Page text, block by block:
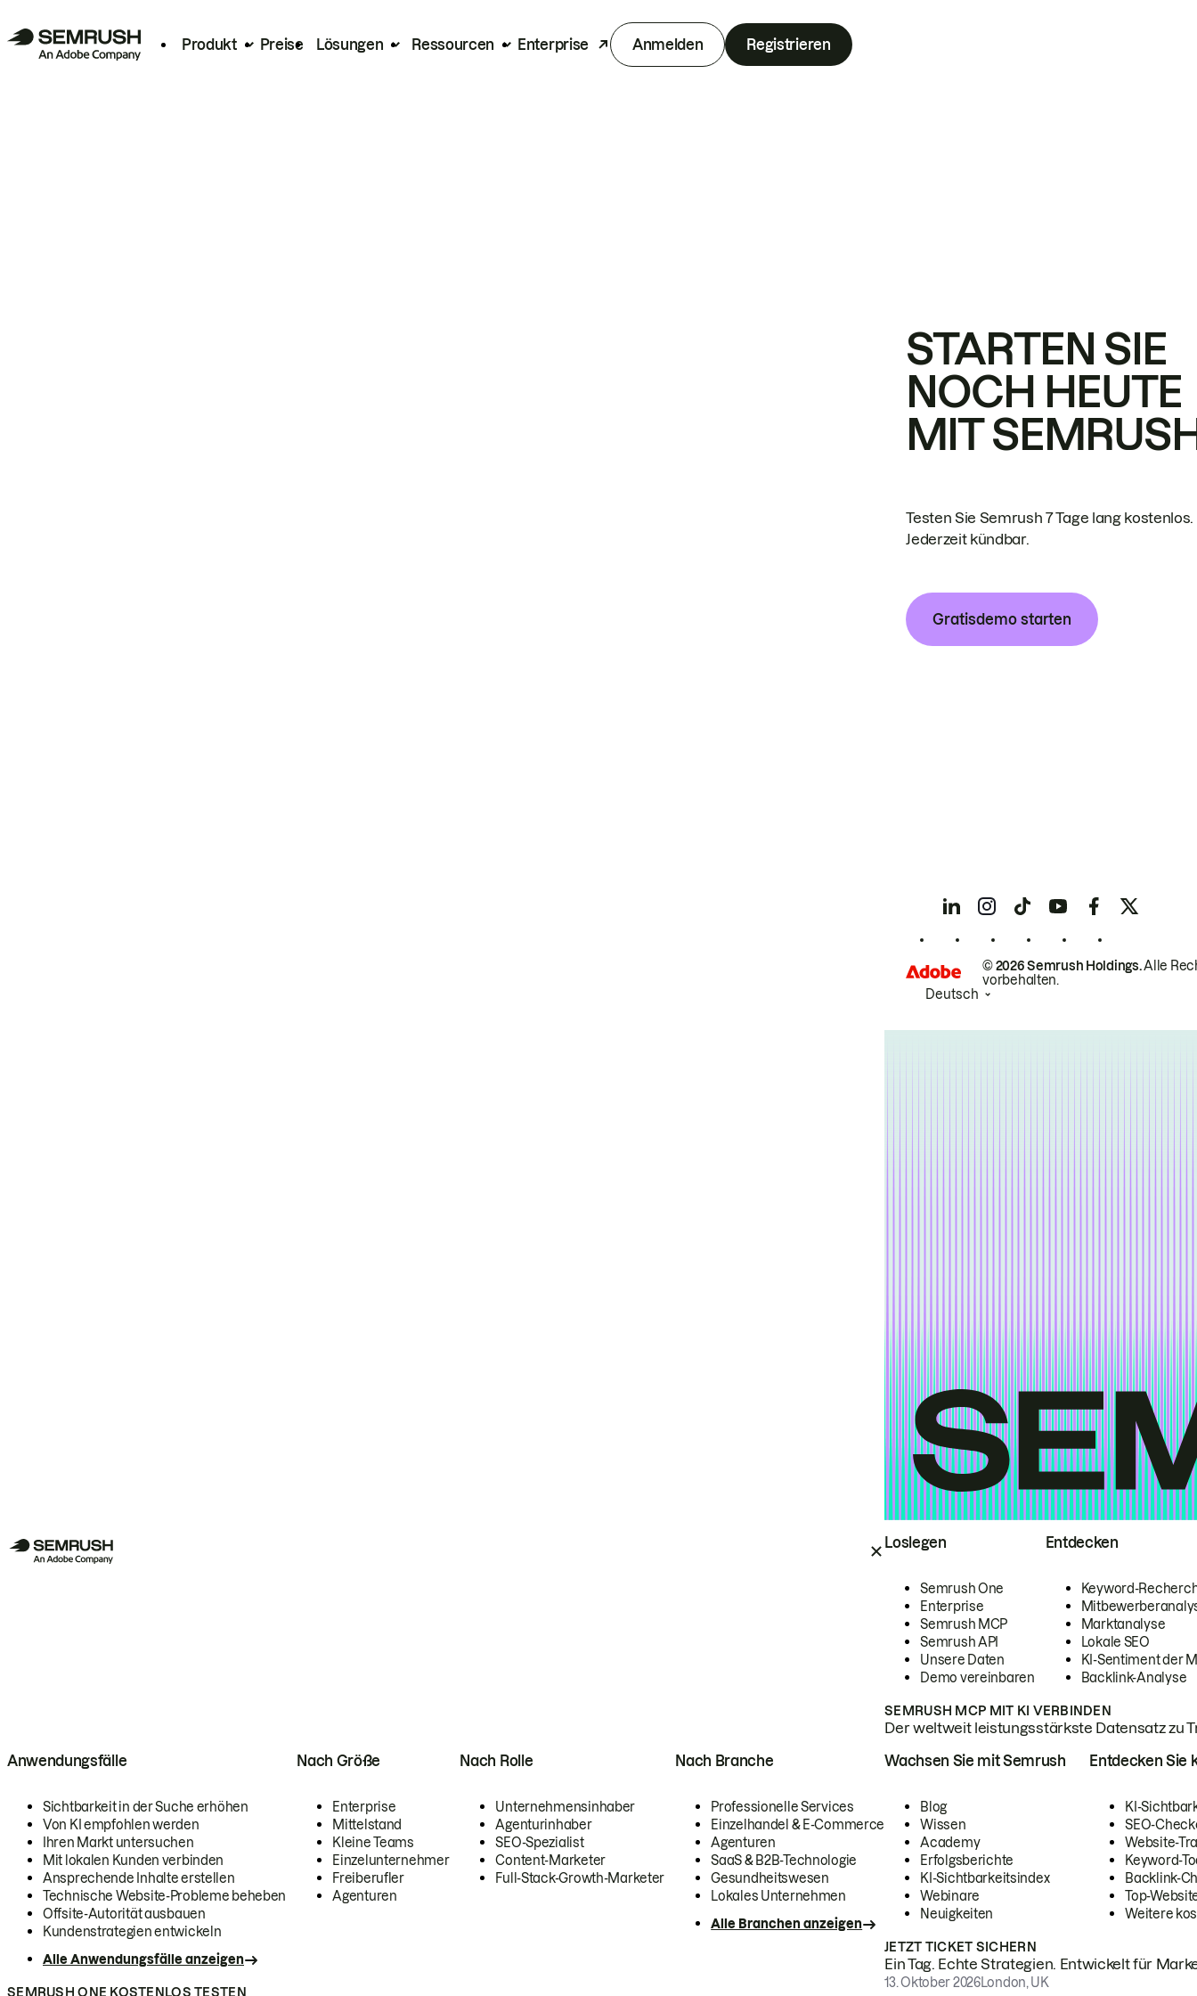
Produkt Preise Lösungen Ressourcen Enterprise Anmelden Registrieren
Loslegen
Semrush One
Enterprise
Semrush MCP
Semrush API
Unsere Daten
Demo vereinbaren
Entdecken
Keyword-
Marktanalyse
Lokale SEO
KI-Sentiment der
Backlink-Analyse
SEMRUSH MCP MIT KI VERBINDEN
Der weltweit leistungsstärkste Datensatz zu
Anwendungsfälle
Sichtbarkeit in der Suche erhöhen
Von KI empfohlen werden
Ihren Markt untersuchen
Mit lokalen Kunden verbinden
Ansprechende Inhalte erstellen
Technische Website-Probleme beheben
Offsite-Autorität ausbauen
Kundenstrategien entwickeln
Alle Anwendungsfälle anzeigen
Nach Größe
Enterprise
Mittelstand
Kleine Teams
Einzelunternehmer
Freiberufler
Agenturen
Nach Rolle
Unternehmensinhaber
Agenturinhaber
SEO-Spezialist
Content-Marketer
Full-Stack-Growth-Marketer
Nach Branche
Professionelle Services
Einzelhandel & E-Commerce
Agenturen
SaaS & B2B-Technologie
Gesundheitswesen
Lokales Unternehmen
Alle Branchen anzeigen
SEMRUSH ONE KOSTENLOS TESTEN
Wachsen Sie mit Semrush
Blog
Wissen
Academy
Erfolgsberichte
KI-Sichtbarkeitsindex
Webinare
Neuigkeiten
Entdecken Sie
KI-
SEO-
Website-
Keyword-
Backlink-
Top-
Weitere
JETZT TICKET SICHERN
Ein Tag. Echte Strategien. Entwickelt für
13. Oktober 2026London, UK
STARTEN SIE
NOCH HEUTE
MIT
Testen Sie Semrush 7 Tage lang kostenlos.
Jederzeit kündbar.
Gratisdemo starten
© 2026 Semrush Holdings.Alle
vorbehalten.
Deutsch